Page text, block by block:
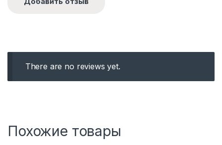
There are no reviews yet.
Похожие товары